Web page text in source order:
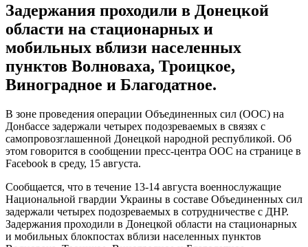
Задержания проходили в Донецкой
области на стационарных и
мобильных вблизи населенных
пунктов Волноваха, Троицкое,
Виноградное и Благодатное.
В зоне проведения операции Объединенных сил (ООС) на
Донбассе задержали четырех подозреваемых в связях с
самопровозглашенной Донецкой народной республикой. Об
этом говорится в сообщении пресс-центра ООС на странице в
Facebook в среду, 15 августа.
Сообщается, что в течение 13-14 августа военнослужащие
Национальной гвардии Украины в составе Объединенных сил
задержали четырех подозреваемых в сотрудничестве с ДНР.
Задержания проходили в Донецкой области на стационарных
и мобильных блокпостах вблизи населенных пунктов